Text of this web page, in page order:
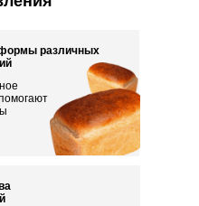
различных